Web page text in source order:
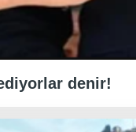
denir!